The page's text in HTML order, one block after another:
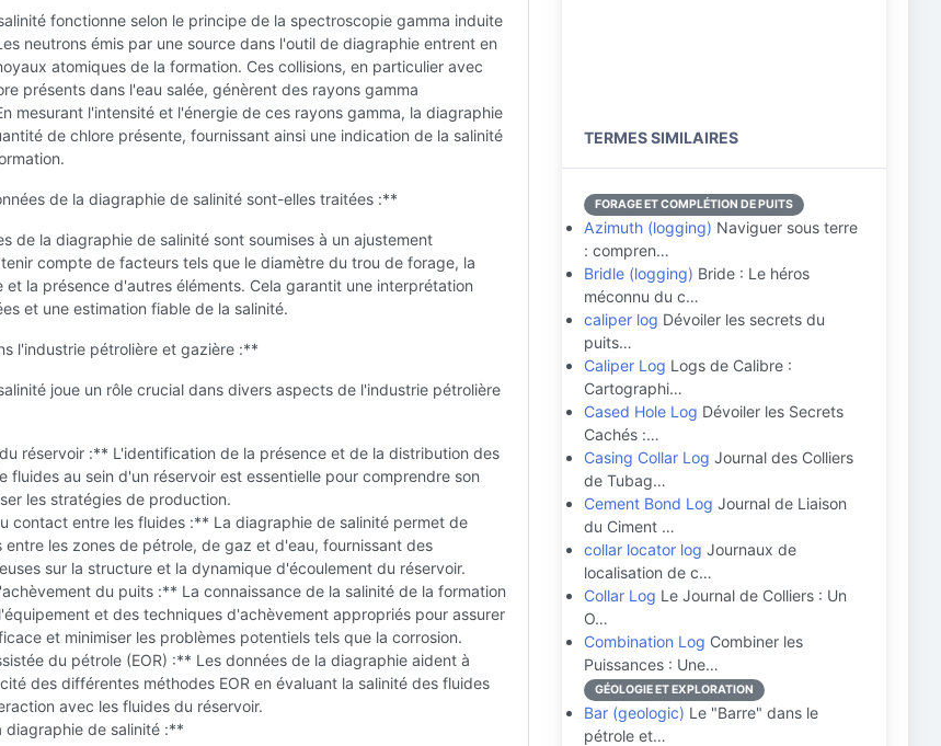
fonctionne selon le principe de la spectroscopie gamma induite
neutrons émis par une source dans l'outil de diagraphie entrent en
atomiques de la formation. Ces collisions, en particulier avec
présents dans l'eau salée, génèrent des rayons gamma
mesurant l'intensité et l'énergie de ces rayons gamma, la diagraphie
de chlore présente, fournissant ainsi une indication de la salinité
de la diagraphie de salinité sont-elles traitées :**
de la diagraphie de salinité sont soumises à un ajustement
compte de facteurs tels que le diamètre du trou de forage, la
et la présence d'autres éléments. Cela garantit une interprétation
et une estimation fiable de la salinité.
l'industrie pétrolière et gazière :**
joue un rôle crucial dans divers aspects de l'industrie pétrolière
réservoir :** L'identification de la présence et de la distribution des
fluides au sein d'un réservoir est essentielle pour comprendre son
les stratégies de production.
contact entre les fluides :** La diagraphie de salinité permet de
entre les zones de pétrole, de gaz et d'eau, fournissant des
sur la structure et la dynamique d'écoulement du réservoir.
du puits :** La connaissance de la salinité de la formation
et des techniques d'achèvement appropriés pour assurer
et minimiser les problèmes potentiels tels que la corrosion.
du pétrole (EOR) :** Les données de la diagraphie aident à
des différentes méthodes EOR en évaluant la salinité des fluides
avec les fluides du réservoir.
diagraphie de salinité :**
TERMES SIMILAIRES
FORAGE ET COMPLÉTION DE PUITS
Azimuth (logging) Naviguer sous terre
: compren…
Bridle (logging) Bride : Le héros
méconnu du c…
caliper log Dévoiler les secrets du
puits…
Caliper Log Logs de Calibre :
Cartographi…
Cased Hole Log Dévoiler les Secrets
Cachés :…
Casing Collar Log Journal des Colliers
de Tubag…
Cement Bond Log Journal de Liaison
du Ciment …
collar locator log Journaux de
localisation de c…
Collar Log Le Journal de Colliers : Un
O…
Combination Log Combiner les
Puissances : Une…
GÉOLOGIE ET EXPLORATION
Bar (geologic) Le "Barre" dans le
pétrole et…